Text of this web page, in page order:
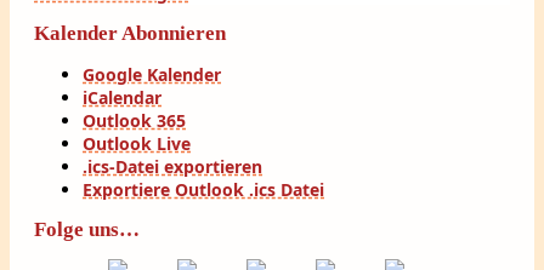
Kalender Abonnieren
Google Kalender
iCalendar
Outlook 365
Outlook Live
.ics-Datei exportieren
Exportiere Outlook .ics Datei
Folge uns…